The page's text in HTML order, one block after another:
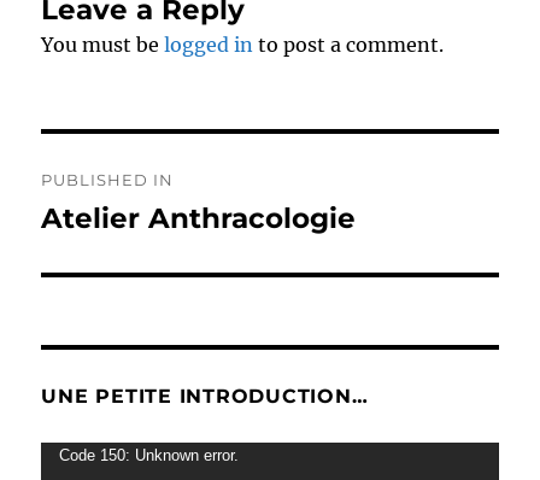
Leave a Reply
You must belogged in to post a comment.
navigation
PUBLISHED IN
Atelier Anthracologie
UNE PETITE INTRODUCTION…
Video
Code 150: Unknown error.